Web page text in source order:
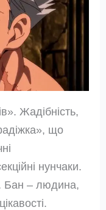
Жадібність,
що
нунчаки.
Бан – людина,